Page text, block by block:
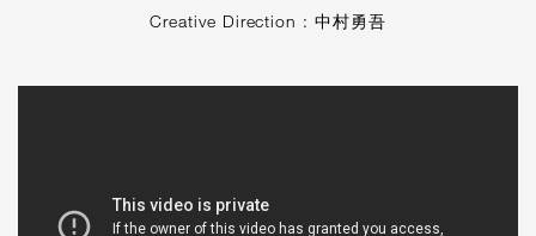
Creative Direction : 中村勇吾